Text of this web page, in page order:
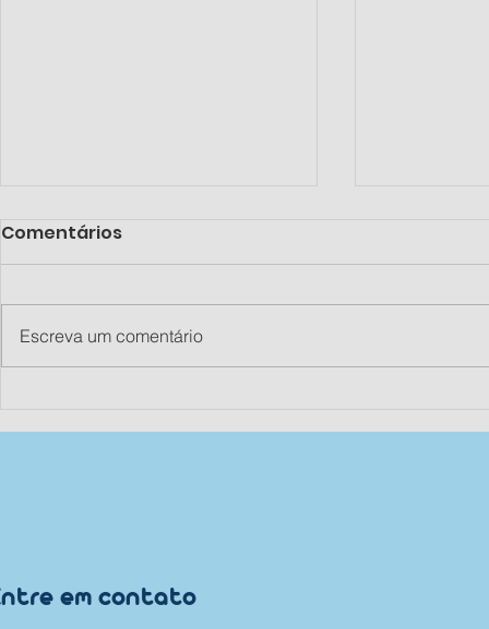
importantes do dia de
como
Comentários
Escreva um comentário
em contato